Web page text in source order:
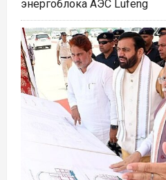
энергоблока АЭС Lufeng